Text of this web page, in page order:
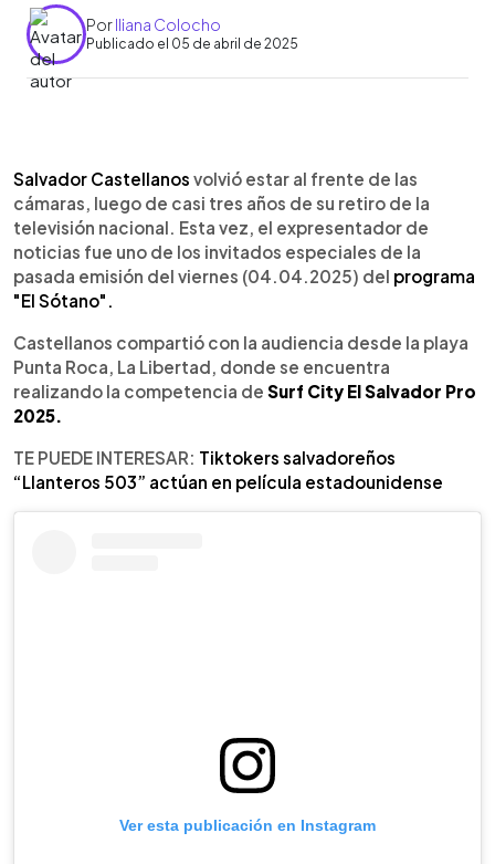
PorIliana Colocho
Publicado el 05 de abril de 2025
► Escuchar artículo
Salvador Castellanos volvió estar al frente de las
cámaras, luego de casi tres años de su retiro de la
televisión nacional. Esta vez, el expresentador de
noticias fue uno de los invitados especiales de la
pasada emisión del viernes (04.04.2025) del programa
"El Sótano".
Castellanos compartió con la audiencia desde la playa
Punta Roca, La Libertad, donde se encuentra
realizando la competencia de Surf City El Salvador Pro
2025.
TE PUEDE INTERESAR: Tiktokers salvadoreños
“Llanteros 503” actúan en película estadounidense
Ver esta publicación en Instagram